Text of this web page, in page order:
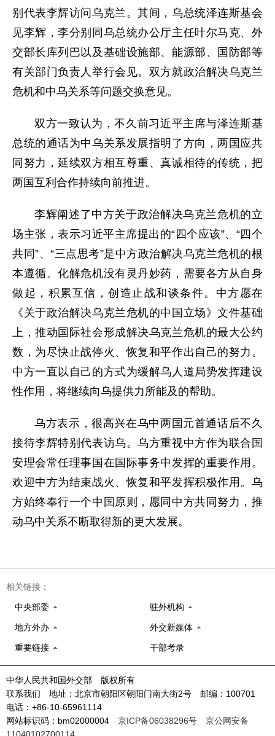
别代表李辉访问乌克兰。其间，乌总统泽连斯基会
见李辉，李分别同乌总统办公厅主任叶尔马克、外
交部长库列巴以及基础设施部、能源部、国防部等
有关部门负责人举行会见。双方就政治解决乌克兰
危机和中乌关系等问题交换意见。
双方一致认为，不久前习近平主席与泽连斯基
总统的通话为中乌关系发展指明了方向，两国应共
同努力，延续双方相互尊重、真诚相待的传统，把
两国互利合作持续向前推进。
李辉阐述了中方关于政治解决乌克兰危机的立
场主张，表示习近平主席提出的“四个应该”、“四个
共同”、“三点思考”是中方政治解决乌克兰危机的根
本遵循。化解危机没有灵丹妙药，需要各方从自身
做起，积累互信，创造止战和谈条件。中方愿在
《关于政治解决乌克兰危机的中国立场》文件基础
上，推动国际社会形成解决乌克兰危机的最大公约
数，为尽快止战停火、恢复和平作出自己的努力。
中方一直以自己的方式为缓解乌人道局势发挥建设
性作用，将继续向乌提供力所能及的帮助。
乌方表示，很高兴在乌中两国元首通话后不久
接待李辉特别代表访乌。乌方重视中方作为联合国
安理会常任理事国在国际事务中发挥的重要作用。
欢迎中方为结束战火、恢复和平发挥积极作用。乌
方始终奉行一个中国原则，愿同中方共同努力，推
动乌中关系不断取得新的更大发展。
相关链接：
中央部委 驻外机构
地方外办 外交新媒体
重要链接 干部考录
中华人民共和国外交部 版权所有
联系我们 地址：北京市朝阳区朝阳门南大街2号 邮编：100701
电话：+86-10-65961114
网站标识码：bm02000004 京ICP备06038296号
京公网安备